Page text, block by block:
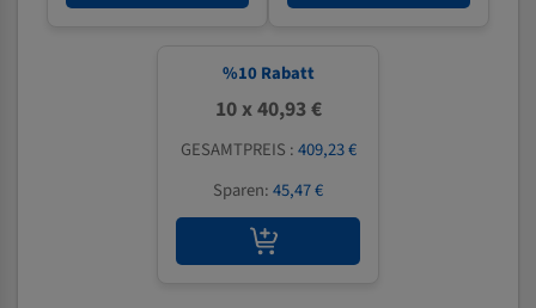
%10 Rabatt
10 x 40,93 €
GESAMTPREIS :409,23 €
Sparen:45,47 €